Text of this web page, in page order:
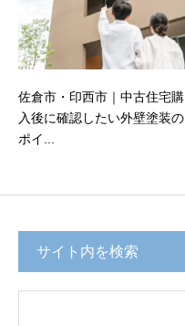
佐倉市・印西市｜中古住宅購
入後に確認したい外壁塗装の
ポイ...
サイト内を検索